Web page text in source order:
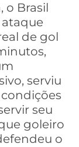
o Brasil
de gol
serviu
seu
goleiro
o